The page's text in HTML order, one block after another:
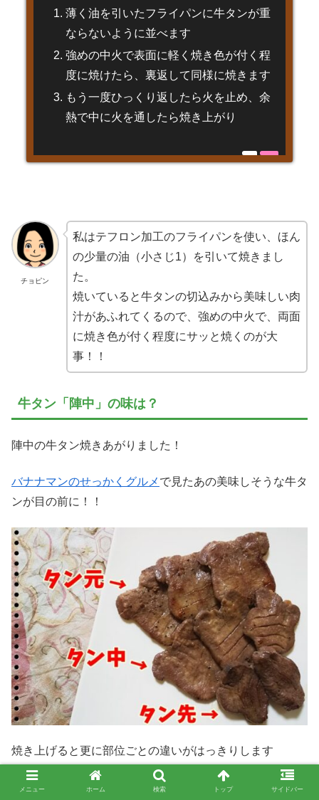
薄く油を引いたフライパンに牛タンが重
ならないように並べます
強めの中火で表面に軽く焼き色が付く程
度に焼けたら、裏返して同様に焼きます
もう一度ひっくり返したら火を止め、余
熱で中に火を通したら焼き上がり
チョピン
私はテフロン加工のフライパンを使い、ほん
の少量の油（小さじ1）を引いて焼きまし
た。
焼いていると牛タンの切込みから美味しい肉
汁があふれてくるので、強めの中火で、両面
に焼き色が付く程度にサッと焼くのが大
事！！
牛タン「陣中」の味は？
陣中の牛タン焼きあがりました！
バナナマンのせっかくグルメ で見たあの美味しそうな牛タ
ンが目の前に！！
焼き上げると更に部位ごとの違いがはっきりします
ブラックペッパーが結構ふられています！
メニュー ホーム 検索 トップ サイドバー